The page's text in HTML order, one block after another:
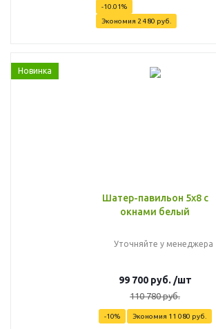
-10.01%
Экономия 2 480 руб.
Новинка
Шатер-павильон 5х8 с
окнами белый
Уточняйте у менеджера
99 700руб. /шт
110 780руб.
-10% Экономия 11 080 руб.